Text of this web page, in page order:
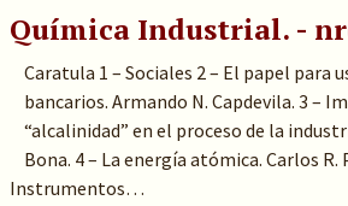
Química Industrial. -
Caratula 1 – Sociales 2 – El papel para
bancarios. Armando N. Capdevila. 3 –
“alcalinidad” en el proceso de la
Bona. 4 – La energía atómica. Carlos R.
Instrumentos…